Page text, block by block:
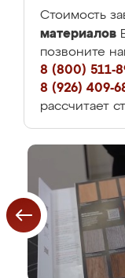
Стоимость
материалов
позвоните
8 (800) 511-
8 (926) 409-
рассчитает